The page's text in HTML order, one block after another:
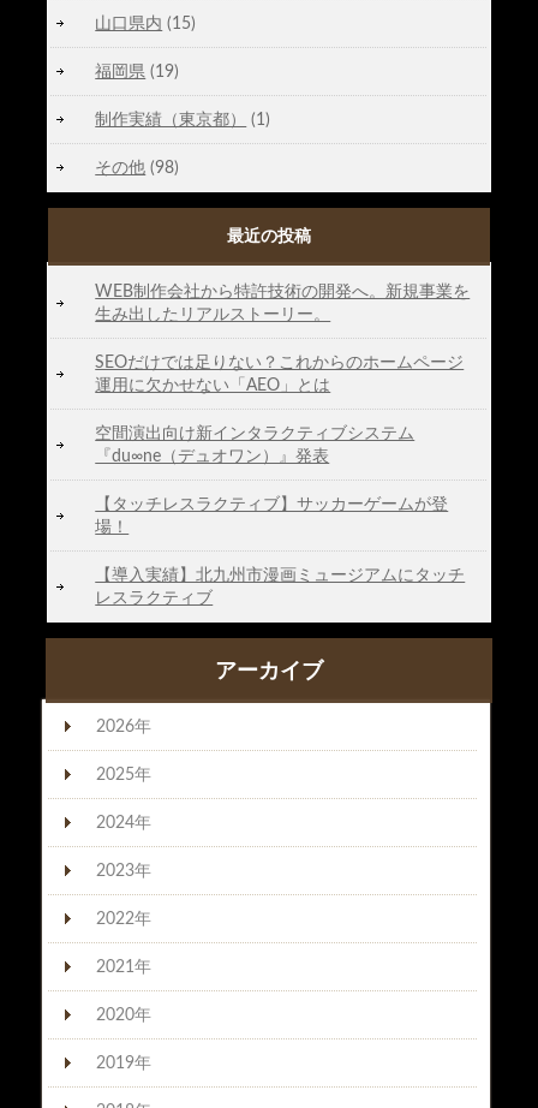
山口県内 (15)
福岡県 (19)
制作実績（東京都） (1)
その他 (98)
最近の投稿
WEB制作会社から特許技術の開発へ。新規事業を
生み出したリアルストーリー。
SEOだけでは足りない？これからのホームページ
運用に欠かせない「AEO」とは
空間演出向け新インタラクティブシステム
『du∞ne（デュオワン）』発表
【タッチレスラクティブ】サッカーゲームが登
場！
【導入実績】北九州市漫画ミュージアムにタッチ
レスラクティブ
アーカイブ
2026年
2025年
2024年
2023年
2022年
2021年
2020年
2019年